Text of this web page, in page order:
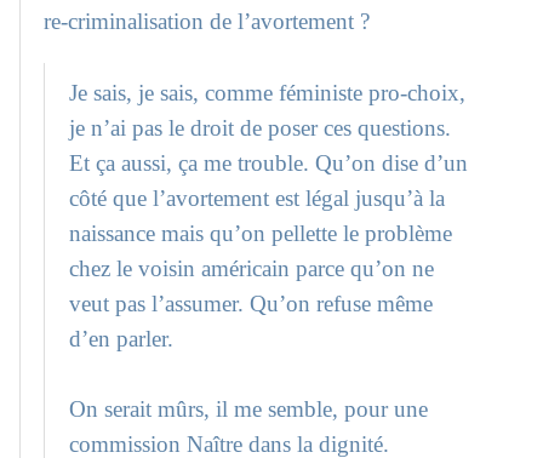
re-criminalisation de l’avortement ?
Je sais, je sais, comme féministe pro-choix,
je n’ai pas le droit de poser ces questions.
Et ça aussi, ça me trouble. Qu’on dise d’un
côté que l’avortement est légal jusqu’à la
naissance mais qu’on pellette le problème
chez le voisin américain parce qu’on ne
veut pas l’assumer. Qu’on refuse même
d’en parler.
On serait mûrs, il me semble, pour une
commission Naître dans la dignité.